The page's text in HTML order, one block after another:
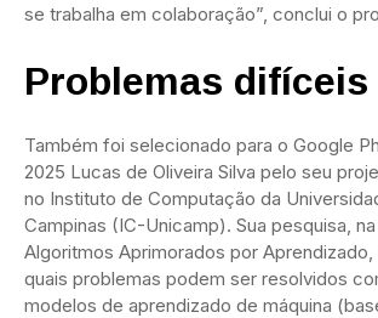
se trabalha em colaboração”, conclui o
Problemas difíceis
Também foi selecionado para o Google
2025 Lucas de Oliveira Silva pelo seu
no Instituto de Computação da
Campinas (IC-Unicamp). Sua pesquisa,
Algoritmos Aprimorados por
quais problemas podem ser resolvidos
modelos de aprendizado de máquina